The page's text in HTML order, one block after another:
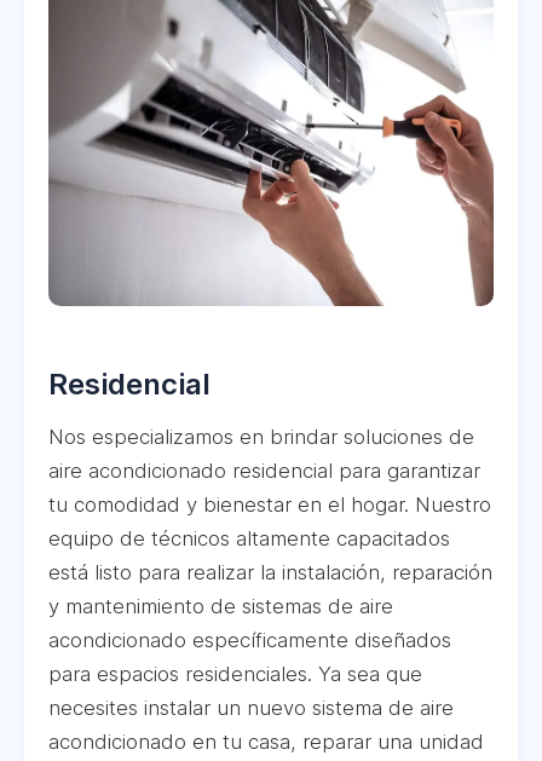
Residencial
Nos especializamos en brindar soluciones de
aire acondicionado residencial para garantizar
tu comodidad y bienestar en el hogar. Nuestro
equipo de técnicos altamente capacitados
está listo para realizar la instalación, reparación
y mantenimiento de sistemas de aire
acondicionado específicamente diseñados
para espacios residenciales. Ya sea que
necesites instalar un nuevo sistema de aire
acondicionado en tu casa, reparar una unidad